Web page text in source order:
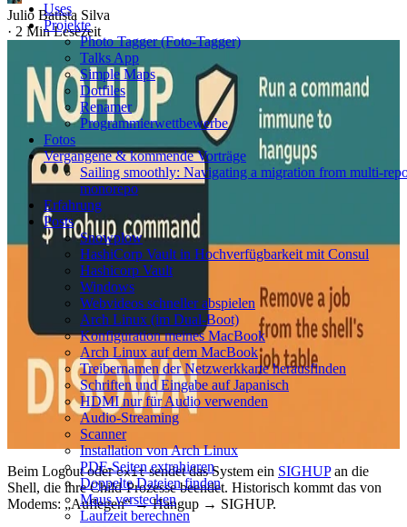
Uses
Projekte
Photo Tagger (Foto-Tagger)
Talks App
Simple Maps
Dotfiles
Renamer
Programmierwettbewerbe
Fotos
Vergangene & kommende Vorträge
Sailing smoothly: Navigating a migration from multi-
monorepo
Erfahrung
Posts
Snowplow
HashiCorp Vault in Hochverfügbarkeit mit Consul
Hashicorp Vault
Windows
Webvideos schneller abspielen
Arch Linux (im Dual‑Boot)
Konfiguration meines MacBook
Arch Linux auf dem MacBook
Treibernamen der Netzwerkkarte herausfinden
Schriften und Eingabe auf Japanisch
HDMI nur für Audio verwenden
Audio-Streaming
Scanner
Installation von Arch Linux
PDF-Seiten extrahieren
Doppelte Dateien finden
Maus verstecken
Laufzeit berechnen
Julio Batista Silva
· 2 Min Lesezeit
Beim Logout oderexitsendet das System ein SIGHUPan die
Shell, die ihre Child‑Prozesse beendet. Historisch kommt das von
Modems: „Auflegen“ → Hangup → SIGHUP.